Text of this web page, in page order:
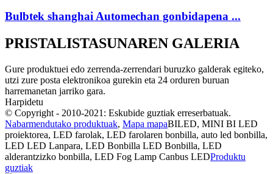
Bulbtek shanghai Automechan gonbidapena ...
PRISTALISTASUNAREN GALERIA
Gure produktuei edo zerrenda-zerrendari buruzko galderak egiteko,
utzi zure posta elektronikoa gurekin eta 24 orduren buruan
harremanetan jarriko gara.
Harpidetu
© Copyright - 2010-2021: Eskubide guztiak erreserbatuak.
Nabarmendutako produktuak, Mapa mapaBILED, MINI BI LED
proiektorea, LED farolak, LED farolaren bonbilla, auto led bonbilla,
LED LED Lanpara, LED Bonbilla LED Bonbilla, LED
alderantzizko bonbilla, LED Fog Lamp Canbus LEDProduktu
guztiak